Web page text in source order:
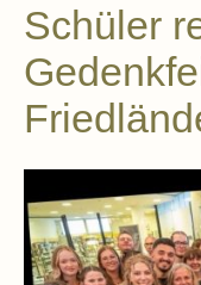
Schüler